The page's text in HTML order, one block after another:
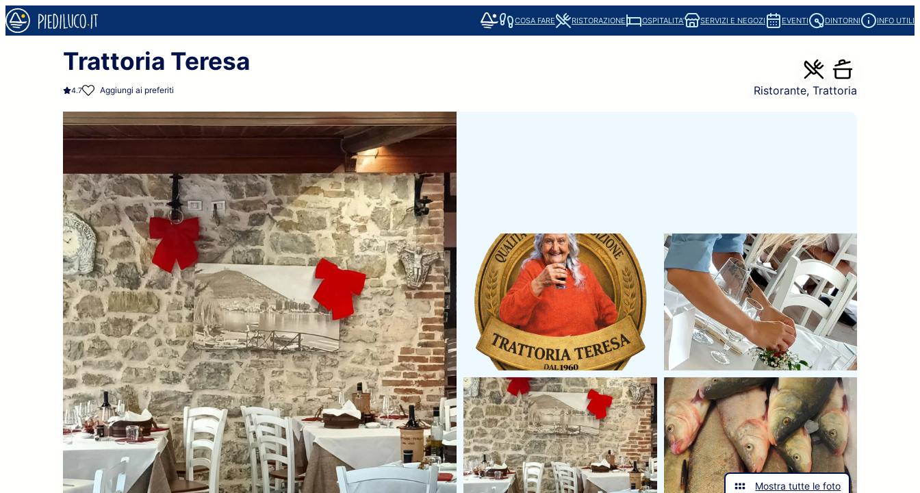
COSA FARE RISTORAZIONE OSPITALITA’ SERVIZI E NEGOZI EVENTI DINTORNI INFO UTILI
Trattoria Teresa
4.7 Aggiungi ai preferiti Ristorante, Trattoria
Mostra tutte le foto